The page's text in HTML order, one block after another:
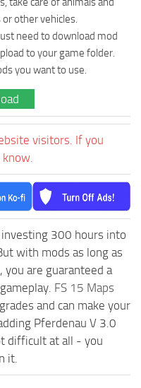
or other vehicles.
need to download mod
to your game folder.
you want to use.
visitors. If you
know.
300 hours into
with mods as long as
are guaranteed a
FS 15 Maps
and can make your
Pferdenau V 3.0
difficult at all - you
it.